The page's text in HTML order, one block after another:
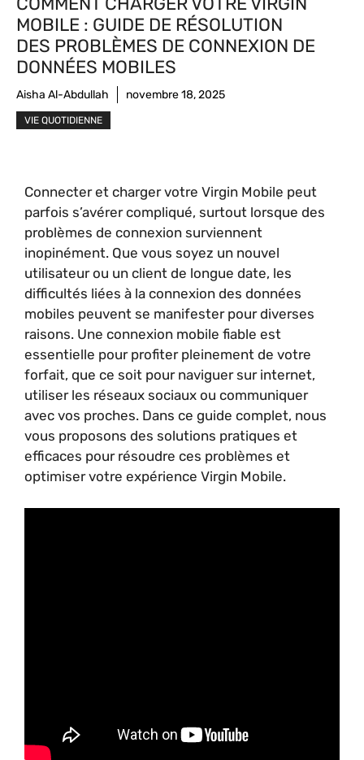
MOBILE : GUIDE DE RÉSOLUTION
DES PROBLÈMES DE CONNEXION DE
DONNÉES MOBILES
Aisha Al-Abdullah novembre 18, 2025
VIE QUOTIDIENNE
Connecter et charger votre Virgin Mobile peut
parfois s’avérer compliqué, surtout lorsque des
problèmes de connexion surviennent
inopinément. Que vous soyez un nouvel
utilisateur ou un client de longue date, les
difficultés liées à la connexion des données
mobiles peuvent se manifester pour diverses
raisons. Une connexion mobile fiable est
essentielle pour profiter pleinement de votre
forfait, que ce soit pour naviguer sur internet,
utiliser les réseaux sociaux ou communiquer
avec vos proches. Dans ce guide complet, nous
vous proposons des solutions pratiques et
efficaces pour résoudre ces problèmes et
optimiser votre expérience Virgin Mobile.